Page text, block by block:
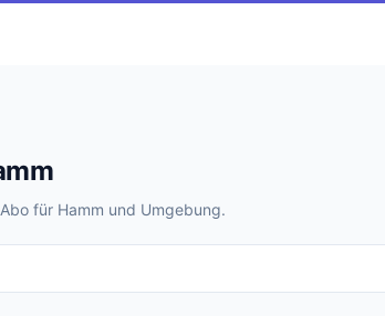
für Hamm und Umgebung.